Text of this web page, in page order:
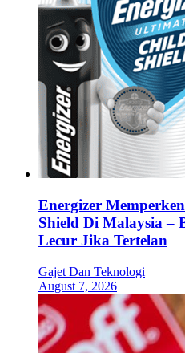
Energizer
Shield Di Malaysia –
Lecur Jika Tertelan
Gajet Dan Teknologi
August 7, 2026